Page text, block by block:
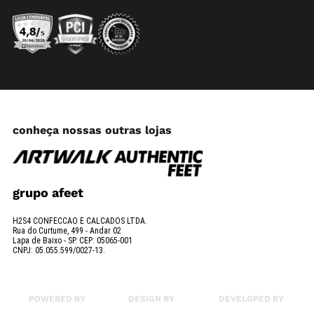
conheça nossas outras lojas
grupo afeet
H2S4 CONFECCAO E CALCADOS LTDA.
Rua do Curtume, 499 - Andar 02
Lapa de Baixo - SP. CEP: 05065-001
CNPJ: 05.055.599/0027-13.
POWERED BY DESIGN BY DEVELOPED BY